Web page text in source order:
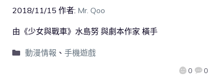
2018/11/15 作者: Mr. Qoo
0 0
由《少女與戰車》水島努 與劇本作家 橫手
動漫情報 、 手機遊戲